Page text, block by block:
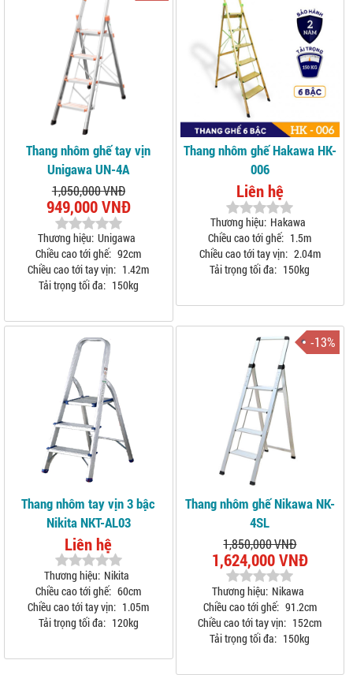
Thang nhôm ghế tay vịn
Unigawa UN-4A
1,050,000 VNĐ
949,000 VNĐ
Thương hiệu: Unigawa
Chiều cao tới ghế: 92cm
Chiều cao tới tay vịn: 1.42m
Tải trọng tối đa: 150kg
Thang nhôm ghế Hakawa HK-
006
Liên hệ
Thương hiệu: Hakawa
Chiều cao tới ghế: 1.5m
Chiều cao tới tay vịn: 2.04m
Tải trọng tối đa: 150kg
Thang nhôm tay vịn 3 bậc
Nikita NKT-AL03
Liên hệ
Thương hiệu: Nikita
Chiều cao tới ghế: 60cm
Chiều cao tới tay vịn: 1.05m
Tải trọng tối đa: 120kg
-13%
Thang nhôm ghế Nikawa NK-
4SL
1,850,000 VNĐ
1,624,000 VNĐ
Thương hiệu: Nikawa
Chiều cao tới ghế: 91.2cm
Chiều cao tới tay vịn: 152cm
Tải trọng tối đa: 150kg